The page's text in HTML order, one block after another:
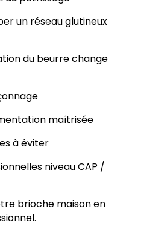
un réseau glutineux
du beurre change
maîtrisée
à éviter
niveau CAP /
brioche maison en